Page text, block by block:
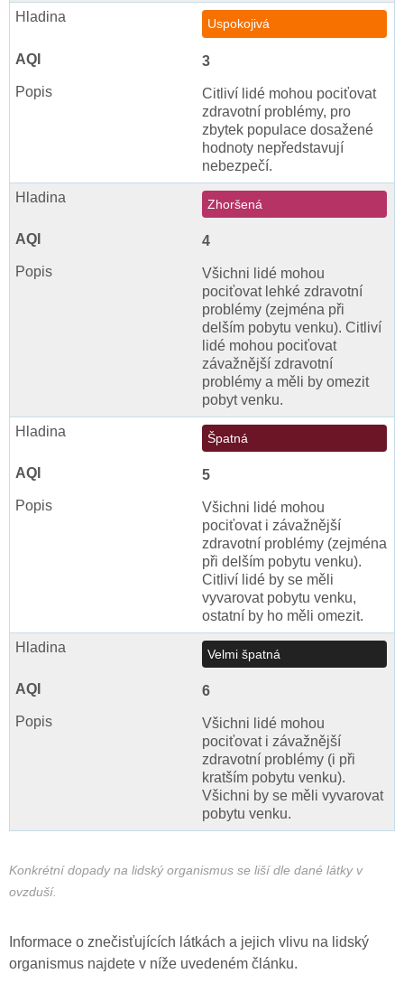
Uspokojivá
3
Citliví lidé mohou pociťovat
zdravotní problémy, pro
zbytek populace dosažené
hodnoty nepředstavují
nebezpečí.
Zhoršená
4
Všichni lidé mohou
pociťovat lehké zdravotní
problémy (zejména při
delším pobytu venku). Citliví
lidé mohou pociťovat
závažnější zdravotní
problémy a měli by omezit
pobyt venku.
Špatná
5
Všichni lidé mohou
pociťovat i závažnější
zdravotní problémy (zejména
při delším pobytu venku).
Citliví lidé by se měli
vyvarovat pobytu venku,
ostatní by ho měli omezit.
Velmi špatná
6
Všichni lidé mohou
pociťovat i závažnější
zdravotní problémy (i při
kratším pobytu venku).
Všichni by se měli vyvarovat
pobytu venku.
Konkrétní dopady na lidský organismus se liší dle dané látky v
ovzduší.
Informace o znečisťujících látkách a jejich vlivu na lidský
organismus najdete v níže uvedeném článku.